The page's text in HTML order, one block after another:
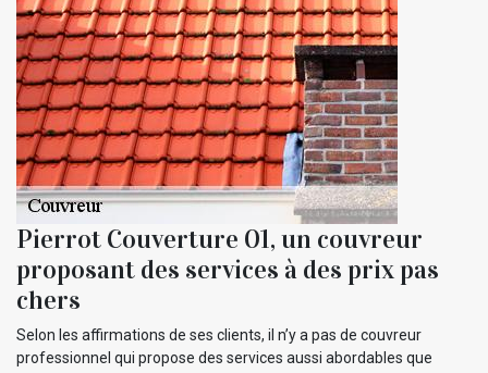
Pierrot Couverture 01, un couvreur
proposant des services à des prix pas
chers
Selon les affirmations de ses clients, il n’y a pas de couvreur
professionnel qui propose des services aussi abordables que